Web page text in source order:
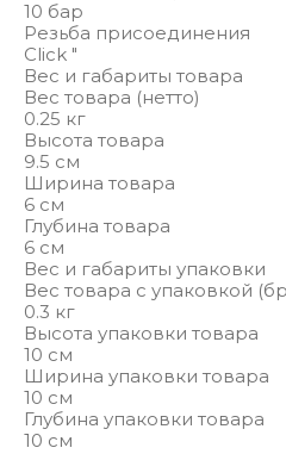
10 бар
Резьба присоединения
Click "
Вес и габариты товара
Вес товара (нетто)
0.25 кг
Высота товара
9.5 см
Ширина товара
6 см
Глубина товара
6 см
Вес и габариты упаковки
Вес товара с упаковкой
0.3 кг
Высота упаковки товара
10 см
Ширина упаковки товара
10 см
Глубина упаковки товара
10 см